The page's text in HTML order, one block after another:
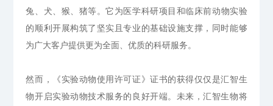
兔、犬、猴、猪等。它为医学科研项目和临床前动物实验
的顺利开展构筑了坚实且专业的基础设施支撑，同时能够
为广大客户提供更为全面、优质的科研服务。
然而，《实验动物使用许可证》证书的获得仅仅是汇智生
物开启实验动物技术服务的良好开端。未来，汇智生物将